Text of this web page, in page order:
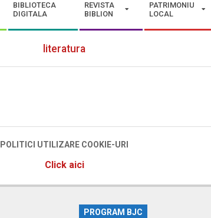
BIBLIOTECA
DIGITALA
REVISTA
BIBLION
PATRIMONIU
LOCAL
literatura
POLITICI UTILIZARE COOKIE-URI
Click aici
PROGRAM BJC